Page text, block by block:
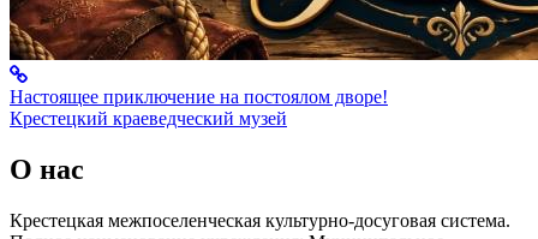
Настоящее приключение на постоялом дворе!
Крестецкий краеведческий музей
О нас
Крестецкая межпоселенческая культурно-досуговая система.